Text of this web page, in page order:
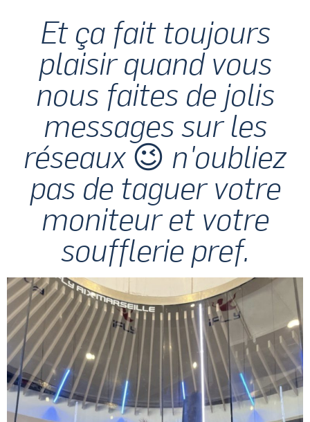
Et ça fait toujours
plaisir quand vous
nous faites de jolis
messages sur les
réseaux 😉 n'oubliez
pas de taguer votre
moniteur et votre
soufflerie pref.